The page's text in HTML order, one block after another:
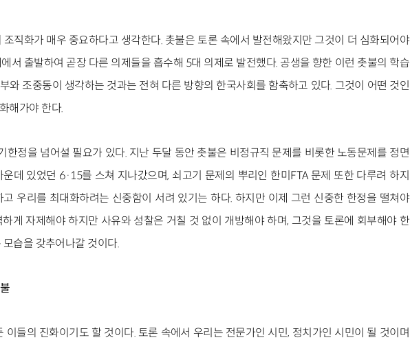
직화가 매우 중요하다고 생각한다. 촛불은 토론 속에서 발전해왔지만 그것이 더 심화되어야
서 출발하여 곧장 다른 의제들을 흡수해 5대 의제로 발전했다. 공생을 향한 이런 촛불의 학습
와 조중동이 생각하는 것과는 전혀 다른 방향의 한국사회를 함축하고 있다. 그것이 어떤 것인
해가야 한다.
한정을 넘어설 필요가 있다. 지난 두달 동안 촛불은 비정규직 문제를 비롯한 노동문제를 정면
데 있었던 6·15를 스쳐 지나갔으며, 쇠고기 문제의 뿌리인 한미FTA 문제 또한 다루려 하지
우리를 최대화하려는 신중함이 서려 있기는 하다. 하지만 이제 그런 신중한 한정을 떨쳐야
게 자제해야 하지만 사유와 성찰은 거칠 것 없이 개방해야 하며, 그것을 토론에 회부해야 한
습을 갖추어나갈 것이다.
이들의 진화이기도 할 것이다. 토론 속에서 우리는 전문가인 시민, 정치가인 시민이 될 것이며